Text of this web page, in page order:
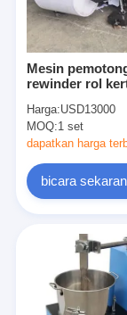
Memotong
Die Cutting
mati
Mesin Auto
mesin
Mesin
Otomatis
Mesin
rewinder rol
Harga:USD13000
MOQ:1 set
dapatkan harga
bicara